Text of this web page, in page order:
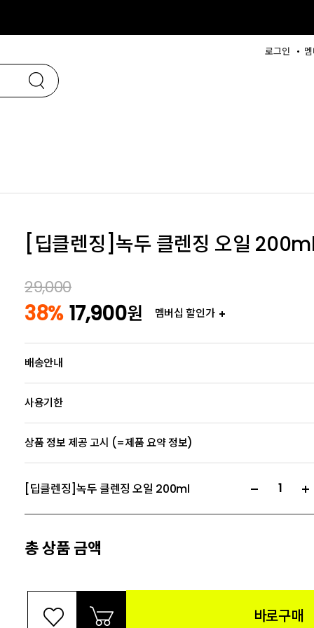
로그인
[딥클렌징]녹두 클렌징 오일
29,000
38% 17,900원 멤버십 할인가
배송안내
사용기한
상품 정보 제공 고시 (=제품 요약 정보)
[딥클렌징]녹두 클렌징 오일 200ml
총 상품 금액
바로구매